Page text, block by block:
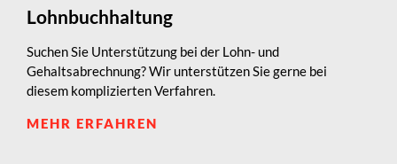
Lohnbuchhaltung
Suchen Sie Unterstützung bei der Lohn- und
Gehaltsabrechnung? Wir unterstützen Sie gerne bei
diesem komplizierten Verfahren.
MEHR ERFAHREN